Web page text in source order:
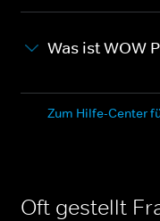
Was ist WOW
Zum Hilfe-Center
Oft gestellt